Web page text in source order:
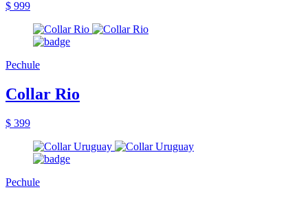
$ 999
Pechule
Collar Rio
$ 399
Pechule